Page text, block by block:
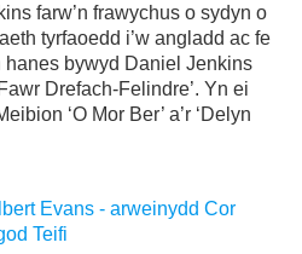
farw’n frawychus o sydyn o
tyrfaoedd i’w angladd ac fe
bywyd Daniel Jenkins
Drefach-Felindre’. Yn ei
‘O Mor Ber’ a’r ‘Delyn